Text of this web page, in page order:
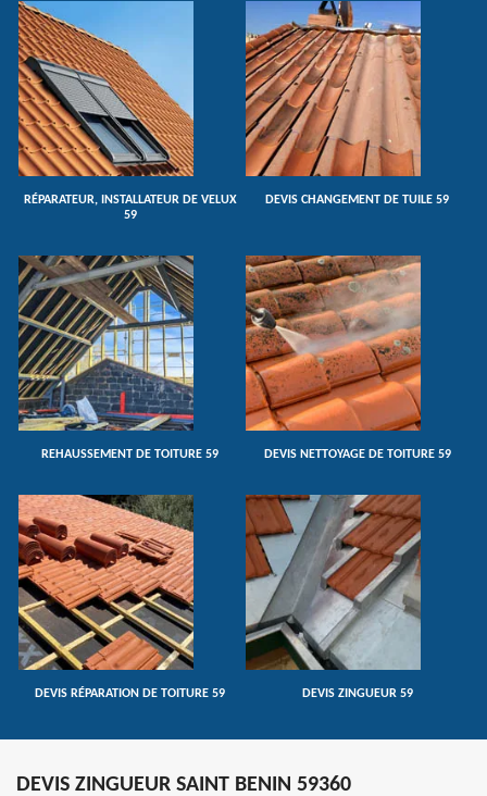
RÉPARATEUR, INSTALLATEUR DE VELUX
59
DEVIS CHANGEMENT DE TUILE 59
REHAUSSEMENT DE TOITURE 59 DEVIS NETTOYAGE DE TOITURE 59
DEVIS RÉPARATION DE TOITURE 59 DEVIS ZINGUEUR 59
DEVIS ZINGUEUR SAINT BENIN 59360